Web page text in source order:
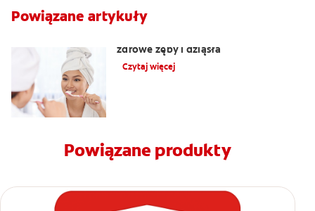
Powiązane artykuły
zdrowe zęby i dziąsła
Czytaj więcej
Powiązane produkty